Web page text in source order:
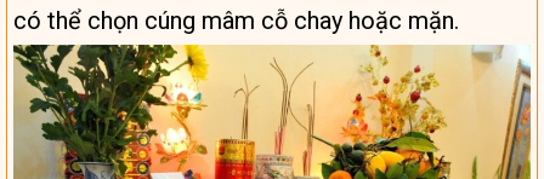
có thể chọn cúng mâm cỗ chay hoặc mặn.